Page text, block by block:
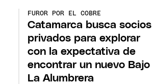
FUROR POR EL COBRE
Catamarca busca socios
privados para explorar
con la expectativa de
encontrar un nuevo Bajo
La Alumbrera